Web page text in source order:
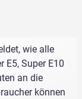
wie alle
E5, Super E10
an die
können